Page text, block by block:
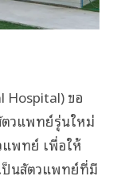
Hospital) ขอ
ตวแพทย์รุ่นใหม่
แพทย์ เพื่อให้
เป็นสัตวแพทย์ที่มี